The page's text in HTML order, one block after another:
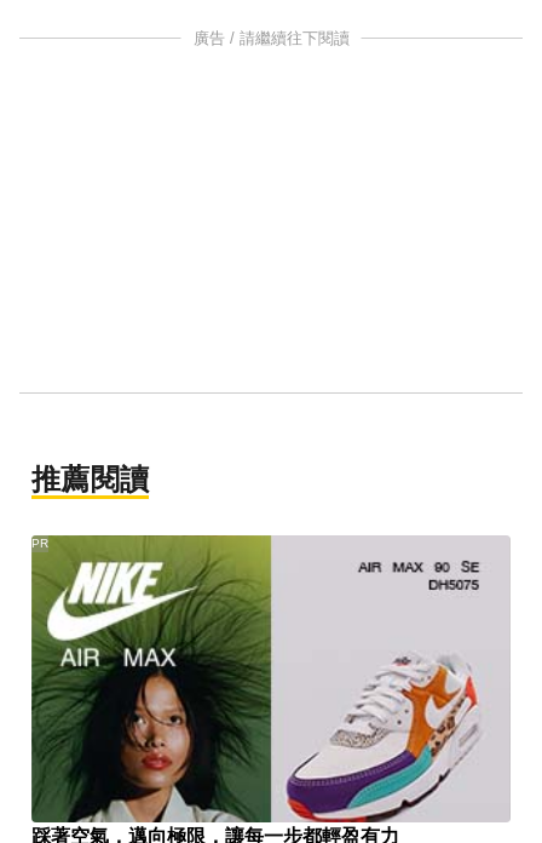
廣告 / 請繼續往下閱讀
推薦閱讀
踩著空氣，邁向極限，讓每一步都輕盈有力
PR